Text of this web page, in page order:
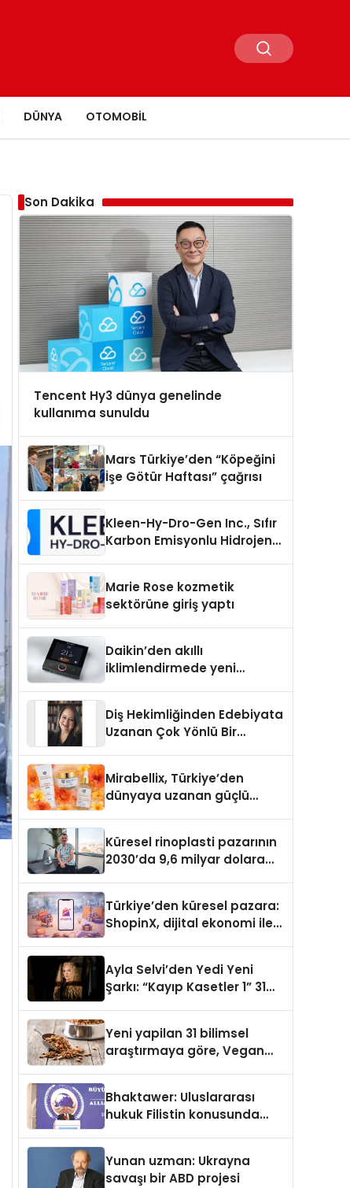
DÜNYA OTOMOBIL
Son Dakika
Tencent Hy3 dünya genelinde
kullanıma sunuldu
Mars Türkiye’den “Köpeğini
İşe Götür Haftası” çağrısı
Kleen-Hy-Dro-Gen Inc., Sıfır
Karbon Emisyonlu Hidrojen
Aldı
Marie Rose kozmetik
sektörüne giriş yaptı
Daikin’den akıllı
iklimlendirmede yeni
Diş Hekimliğinden Edebiyata
Uzanan Çok Yönlü Bir
Mirabellix, Türkiye’den
dünyaya uzanan güçlü
Küresel rinoplasti pazarının
2030’da 9,6 milyar dolara
Türkiye’den küresel pazara:
ShopinX, dijital ekonomi ile
Ayla Selvi’den Yedi Yeni
Şarkı: “Kayıp Kasetler 1” 31
Yeni yapilan 31 bilimsel
araştırmaya göre, Vegan
Sindirildiğini Ortaya Koydu
Bhaktawer: Uluslararası
hukuk Filistin konusunda
Yunan uzman: Ukrayna
savaşı bir ABD projesi